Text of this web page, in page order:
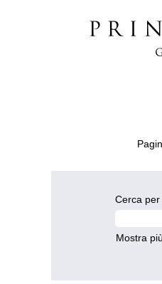
Cerca
Mostra